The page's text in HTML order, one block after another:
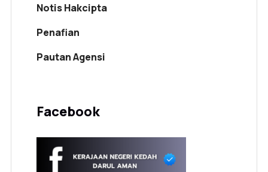
Notis Hakcipta
Penafian
Pautan Agensi
Facebook